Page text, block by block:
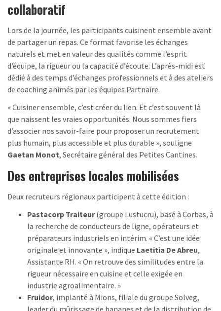
collaboratif
Lors de la journée, les participants cuisinent ensemble avant
de partager un repas. Ce format favorise les échanges
naturels et met en valeur des qualités comme l’esprit
d’équipe, la rigueur ou la capacité d’écoute. L’après-midi est
dédié à des temps d’échanges professionnels et à des ateliers
de coaching animés par les équipes Partnaire.
« Cuisiner ensemble, c’est créer du lien. Et c’est souvent là
que naissent les vraies opportunités. Nous sommes fiers
d’associer nos savoir-faire pour proposer un recrutement
plus humain, plus accessible et plus durable », souligne
Gaetan Monot, Secrétaire général des Petites Cantines.
Des entreprises locales mobilisées
Deux recruteurs régionaux participent à cette édition :
Pastacorp Traiteur(groupe Lustucru), basé à Corbas, à
la recherche de conducteurs de ligne, opérateurs et
préparateurs industriels en intérim. « C’est une idée
originale et innovante », indique Laetitia De Abreu,
Assistante RH. « On retrouve des similitudes entre la
rigueur nécessaire en cuisine et celle exigée en
industrie agroalimentaire. »
Fruidor, implanté à Mions, filiale du groupe Solveg,
leader du mûrissage de bananes et de la distribution de